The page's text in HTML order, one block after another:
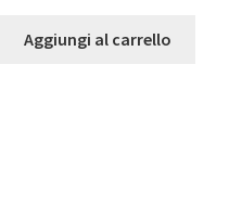
Aggiungi al carrello